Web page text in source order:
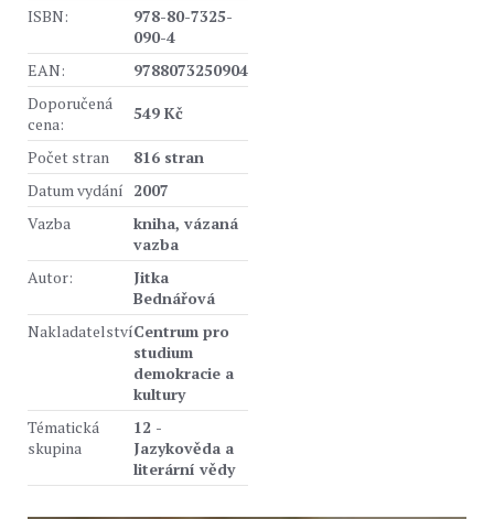
ISBN:
978-80-7325-
090-4
EAN:
9788073250904
Doporučená
cena:
549 Kč
Počet stran
816 stran
Datum vydání 2007
Vazba
kniha, vázaná
vazba
Autor:
Jitka
Bednářová
NakladatelstvíCentrum pro
studium
demokracie a
kultury
Tématická
skupina
12 -
Jazykověda a
literární vědy